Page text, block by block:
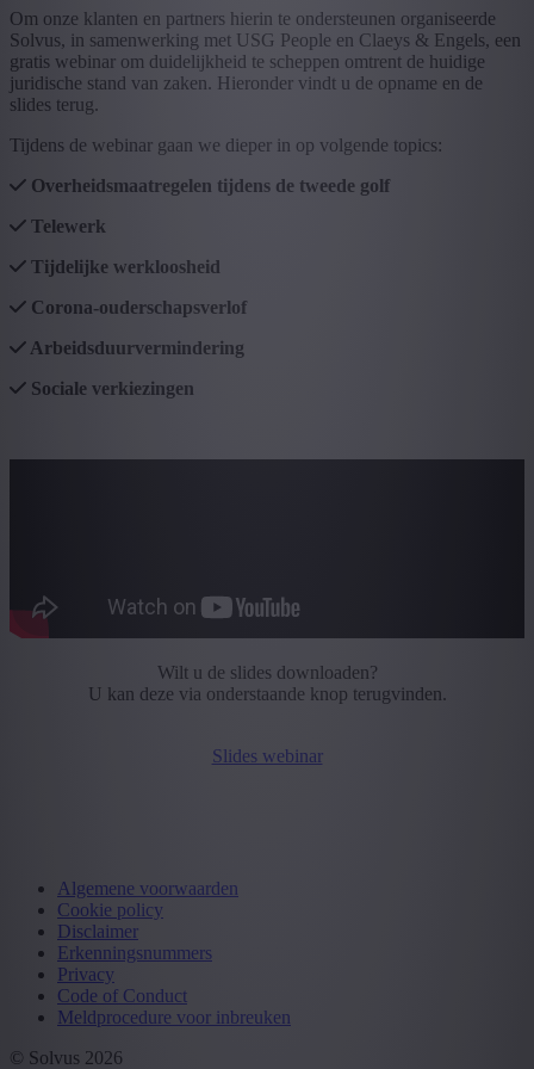
Om onze klanten en partners hierin te ondersteunen organiseerde
Solvus, in samenwerking met USG People en Claeys & Engels, een
gratis webinar om duidelijkheid te scheppen omtrent de huidige
juridische stand van zaken. Hieronder vindt u de opname en de
slides terug.
Tijdens de webinar gaan we dieper in op volgende topics:
Overheidsmaatregelen tijdens de tweede golf
Telewerk
Tijdelijke werkloosheid
Corona-ouderschapsverlof
Arbeidsduurvermindering
Sociale verkiezingen
Wilt u de slides downloaden?
U kan deze via onderstaande knop terugvinden.
Slides webinar
Algemene voorwaarden
Cookie policy
Disclaimer
Erkenningsnummers
Privacy
Code of Conduct
Meldprocedure voor inbreuken
© Solvus 2026